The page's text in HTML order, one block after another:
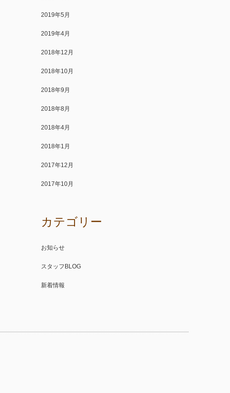
2019年5月
2019年4月
2018年12月
2018年10月
2018年9月
2018年8月
2018年4月
2018年1月
2017年12月
2017年10月
カテゴリー
お知らせ
スタッフBLOG
新着情報